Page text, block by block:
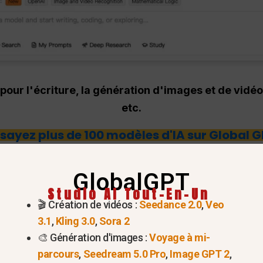
l'écriture, la génération d'images et de
etc.
plus de 100 modèles d'IA sur Global
peut-elle servir d'ultime
codage ?
:
En 2026, rester compétitif signifie utiliser le
$20 par mois pour chaque OpenAI séparé,
GlobalGPT
Studio AI Tout-En-Un
🎬 Création de vidéos : Seedance 2.0,Veo
3.1,Kling 3.0,Sora 2
🎨 Génération d'images :Voyage à mi-
parcours, Seedream 5.0 Pro,Image GPT 2,